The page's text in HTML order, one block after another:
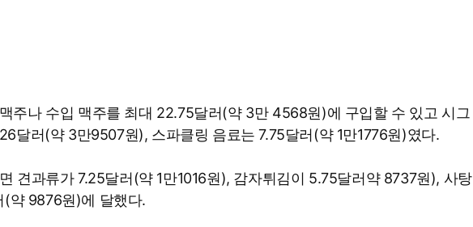
주나 수입 맥주를 최대 22.75달러(약 3만 4568원)에 구입할 수 있고 시그
달러(약 3만9507원), 스파클링 음료는 7.75달러(약 1만1776원)였다.
견과류가 7.25달러(약 1만1016원), 감자튀김이 5.75달러약 8737원), 사탕
(약 9876원)에 달했다.